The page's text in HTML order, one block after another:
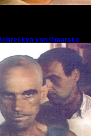
von Omarska
im Bosnienkrieg